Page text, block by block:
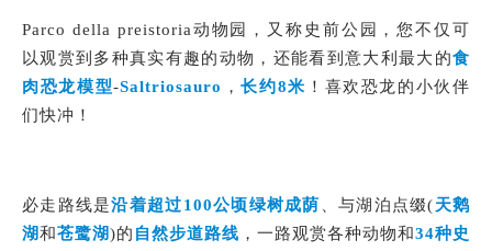
Parco della preistoria动物园，又称史前公园，您不仅可
以观赏到多种真实有趣的动物，还能看到意大利最大的食
肉恐龙模型-Saltriosauro ，长约8米 ！喜欢恐龙的小伙伴
们快冲！
必走路线是沿着超过100公顷绿树成荫 、与湖泊点缀(天鹅
湖和苍鹭湖)的 自然步道路线 ，一路观赏各种动物和34种史